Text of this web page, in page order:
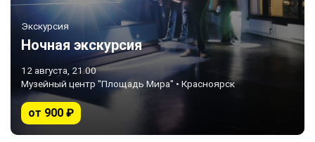
Экскурсия
Ночная экскурсия
12 августа, 21:00
Музейный центр "Площадь Мира" • Красноярск
от 900 ₽